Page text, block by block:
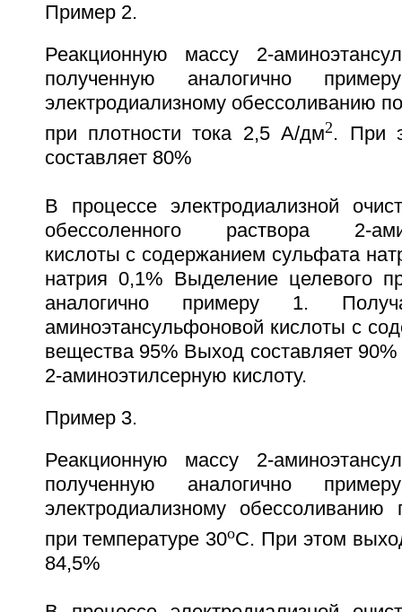
Пример 2.
Реакционную массу 2-
полученную аналогично
электродиализному обессоливанию
при плотности тока 2,5 А/дм2. При
составляет 80%
В процессе электродиализной
обессоленного раствора 2-
кислоты с содержанием сульфата
натрия 0,1% Выделение целевого
аналогично примеру 1.
аминоэтансульфоновой кислоты с
вещества 95% Выход составляет 90%
2-аминоэтилсерную кислоту.
Пример 3.
Реакционную массу 2-
полученную аналогично
электродиализному
при температуре 30oC. При этом
84,5%